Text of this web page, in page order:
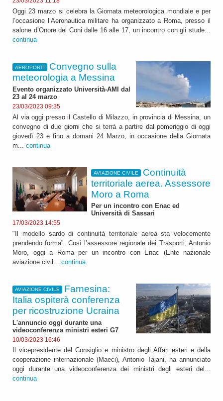
Oggi 23 marzo si celebra la Giornata meteorologica mondiale e per
l’occasione l’Aeronautica militare ha organizzato a Roma, presso il
salone d’Onore del Coni dalle 16 alle 17, un incontro con gli stude...
continua
AEROPORTI
Convegno sulla
meteorologia a Messina
Evento organizzato Università-AMI dal
23 al 24 marzo
23/03/2023 09:35
Al via oggi presso il Castello di Milazzo, in provincia di Messina, un
convegno di due giorni che si terrà a partire dal pomeriggio di oggi
giovedì 23 e fino a domani 24 Marzo, in occasione della Giornata
m... continua
AVIAZIONE CIVILE
Continuità
territoriale aerea. Assessore
Moro a Roma
Per un incontro con Enac ed
Università di Sassari
17/03/2023 14:55
"Il modello sardo di continuità territoriale aerea sta velocemente
prendendo forma”. Così l’assessore regionale dei Trasporti, Antonio
Moro, oggi a Roma per un incontro con Enac (Ente nazionale
aviazione civil... continua
AVIAZIONE CIVILE
Farnesina:
Italia ospiterà conferenza
per ricostruzione Ucraina
L'annuncio oggi durante una
videoconferenza ministri esteri G7
10/03/2023 16:46
Il vicepresidente del Consiglio e ministro degli Affari esteri e della
cooperazione internazionale (Maeci), Antonio Tajani, ha annunciato
oggi durante una videoconferenza dei ministri degli esteri del...
continua